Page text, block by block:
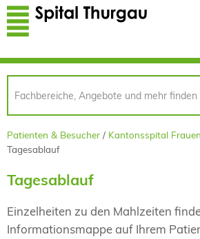
Direkt zum Inhalt
Patienten & Besucher Kantonsspital
Tagesablauf
Tagesablauf
Einzelheiten zu den Mahlzeiten
Informationsmappe auf Ihrem